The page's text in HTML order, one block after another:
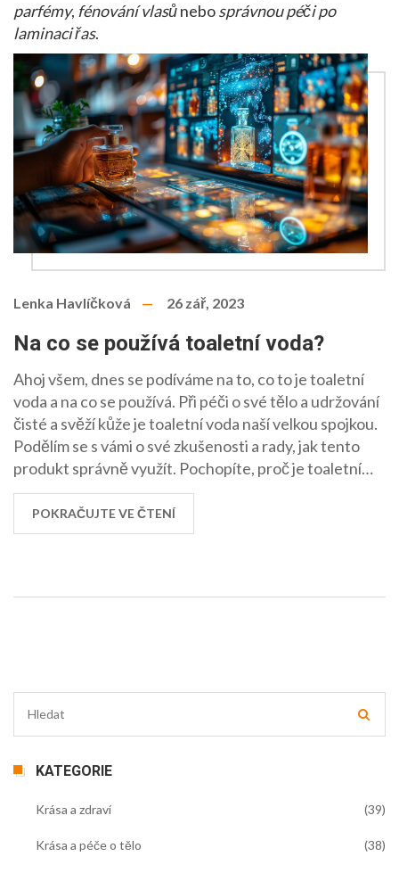
parfémy, fénování vlasůnebosprávnou péči po
laminaci řas.
Lenka Havlíčková 26 zář, 2023
Na co se používá toaletní voda?
Ahoj všem, dnes se podíváme na to, co to je toaletní
voda a na co se používá. Při péči o své tělo a udržování
čisté a svěží kůže je toaletní voda naší velkou spojkou.
Podělím se s vámi o své zkušenosti a rady, jak tento
produkt správně využít. Pochopíte, proč je toaletní
voda tak důležitá součást naší hygieny a krásy. Moc se
těším na naše další objevování světa péče o tělo!
POKRAČUJTE VE ČTENÍ
KATEGORIE
Krása a zdraví (39)
Krása a péče o tělo (38)